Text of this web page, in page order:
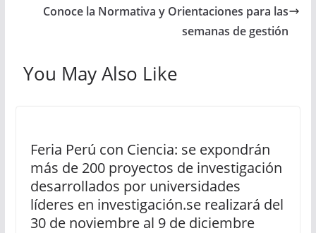
Conoce la Normativa y Orientaciones para las
semanas de gestión
You May Also Like
Feria Perú con Ciencia: se expondrán
más de 200 proyectos de investigación
desarrollados por universidades
líderes en investigación.se realizará del
30 de noviembre al 9 de diciembre